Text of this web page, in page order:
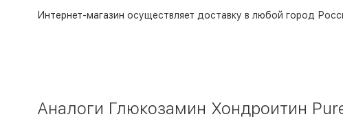
Интернет-магазин осуществляет доставку в любой город
Аналоги Глюкозамин Хондроитин